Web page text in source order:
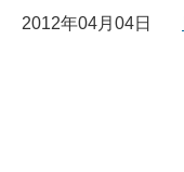
2012年04月04日